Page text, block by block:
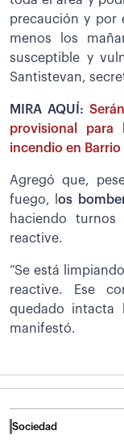
precaución y por
menos los
susceptible y
Santistevan,
MIRA AQUÍ:
provisional para
incendio en Barrio
Agregó que,
fuego, los
haciendo
reactive.
“Se está
reactive. Ese
quedado intacta
manifestó.
Sociedad